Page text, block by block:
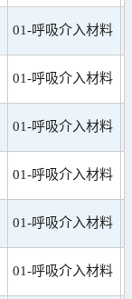
01-呼吸介入材料
01-呼吸介入材料
01-呼吸介入材料
01-呼吸介入材料
01-呼吸介入材料
01-呼吸介入材料